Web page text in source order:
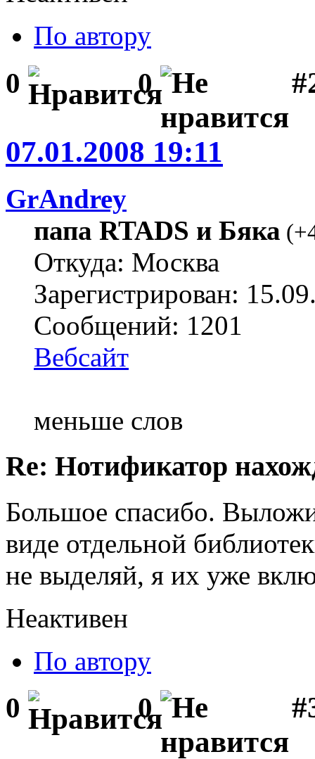
По автору
0 0
07.01.2008 19:11
GrAndrey
папа RTADS и Бяка (
Откуда: Москва
Зарегистрирован:
Сообщений: 1201
Вебсайт
меньше слов
Re: Нотификатор
Большое спасибо.
виде отдельной
не выделяй, я их уже
Неактивен
По автору
0 0